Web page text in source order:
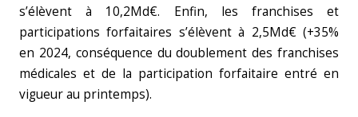
s’élèvent à 10,2Md€. Enfin, les franchises et
participations forfaitaires s’élèvent à 2,5Md€ (+35%
en 2024, conséquence du doublement des franchises
médicales et de la participation forfaitaire entré en
vigueur au printemps).